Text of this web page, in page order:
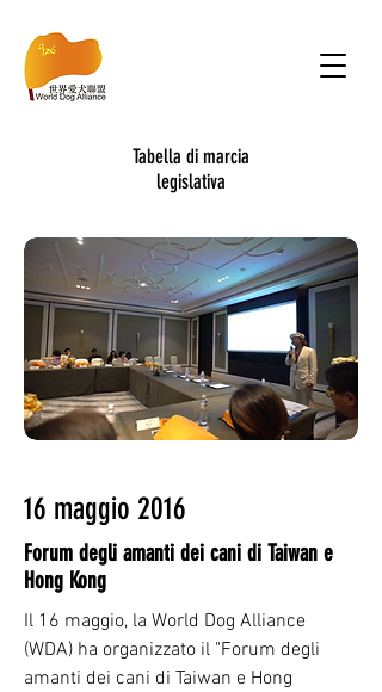
Tabella di marcia
legislativa
16 maggio 2016
Forum degli amanti dei cani di Taiwan e
Hong Kong
Il 16 maggio, la World Dog Alliance
(WDA) ha organizzato il "Forum degli
amanti dei cani di Taiwan e Hong